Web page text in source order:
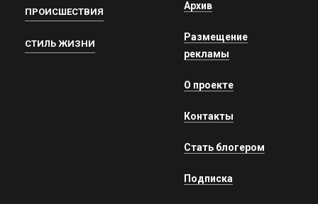
ПРОИСШЕСТВИЯ
СТИЛЬ ЖИЗНИ
Архив
Размещение
рекламы
О проекте
Контакты
Стать блогером
Подписка